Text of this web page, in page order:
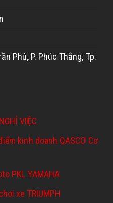
Phú, P. Phúc Thắng, Tp.
VIỆC
kinh doanh QASCO Cơ
PKL YAMAHA
xe TRIUMPH